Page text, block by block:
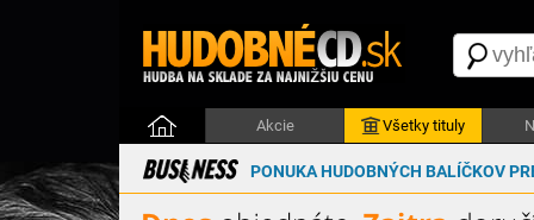
Akcie Všetky tituly
PONUKA HUDOBNÝCH BALÍČKOV